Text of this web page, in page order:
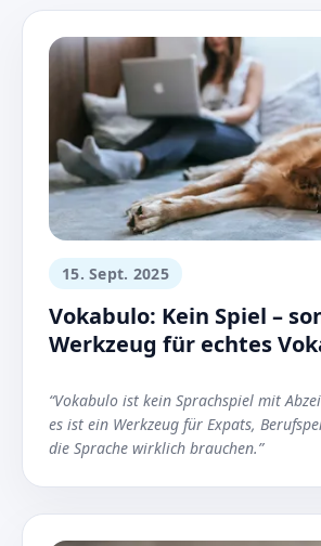
15. Sept. 2025
Vokabulo: Kein Spiel –
Werkzeug für echtes
“Vokabulo ist kein Sprachspiel mit
es ist ein Werkzeug für Expats,
die Sprache wirklich brauchen.”